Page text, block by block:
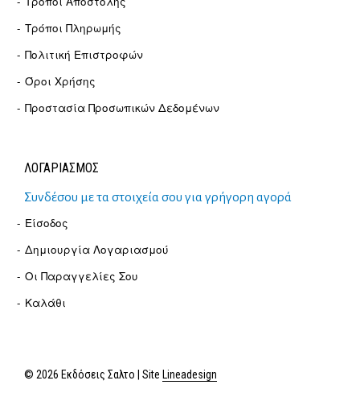
Τρόποι Πληρωμής
Πολιτική Επιστροφών
Όροι Χρήσης
Προστασία Προσωπικών Δεδομένων
ΛΟΓΑΡΙΑΣΜΟΣ
Συνδέσου με τα στοιχεία σου για γρήγορη αγορά
Είσοδος
Δημιουργία Λογαριασμού
Οι Παραγγελίες Σου
Καλάθι
© 2026 Εκδόσεις Σαλτο | Site Lineadesign